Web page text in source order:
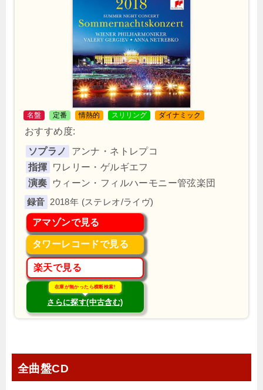
名盤 定番 情熱的 スリリング ダイナミック
おすすめ度:
ソプラノ
アンナ・ネトレプコ
指揮
ワレリー・ゲルギエフ
演奏
ウィーン・フィルハーモニー管弦楽団
2018年 (ステレオ/ライヴ)
アマゾンで見る
タワーレコードで見る
楽天で見る
在庫が無かったら横断検索!
さらに探す(中古含む)
全曲盤CD